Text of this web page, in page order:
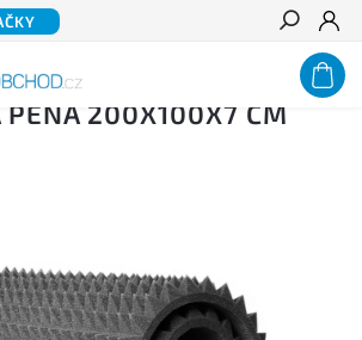
Hledat
tlumení/
PĚNA 200X100X7 CM